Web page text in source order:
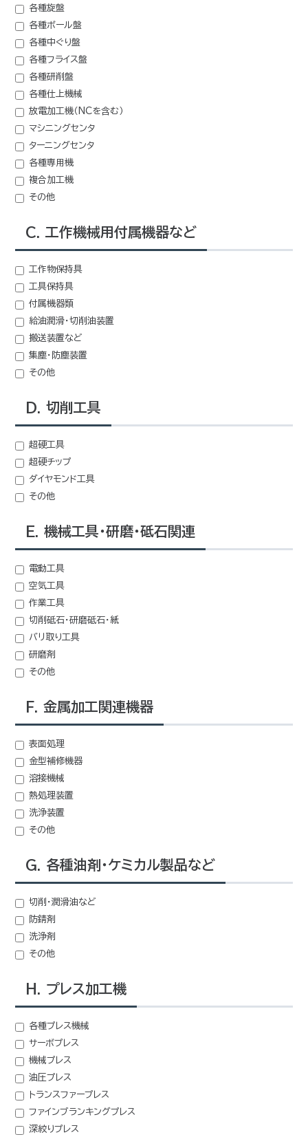
各種旋盤
各種ボール盤
各種中ぐり盤
各種フライス盤
各種研削盤
各種仕上機械
放電加工機（NCを含む）
マシニングセンタ
ターニングセンタ
各種専用機
複合加工機
その他
C. 工作機械用付属機器など
工作物保持具
工具保持具
付属機器類
給油潤滑・切削油装置
搬送装置など
集塵・防塵装置
その他
D. 切削工具
超硬工具
超硬チップ
ダイヤモンド工具
その他
E. 機械工具・研磨・砥石関連
電動工具
空気工具
作業工具
切削砥石・研磨砥石・紙
バリ取り工具
研磨剤
その他
F. 金属加工関連機器
表面処理
金型補修機器
溶接機械
熱処理装置
洗浄装置
その他
G. 各種油剤・ケミカル製品など
切削・潤滑油など
防錆剤
洗浄剤
その他
H. プレス加工機
各種プレス機械
サーボプレス
機械プレス
油圧プレス
トランスファープレス
ファインブランキングプレス
深絞りプレス